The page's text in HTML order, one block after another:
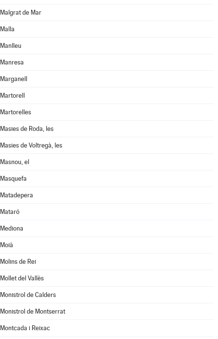
Malgrat de Mar
Malla
Manlleu
Manresa
Marganell
Martorell
Martorelles
Masies de Roda, les
Masies de Voltregà, les
Masnou, el
Masquefa
Matadepera
Mataró
Mediona
Moià
Molins de Rei
Mollet del Vallès
Monistrol de Calders
Monistrol de Montserrat
Montcada i Reixac